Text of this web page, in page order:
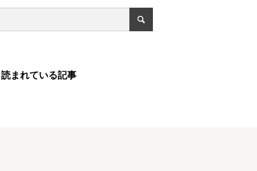
読まれている記事